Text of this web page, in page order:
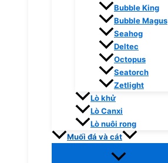
Bubble King
Bubble Magus
Seahog
Deltec
Octopus
Seatorch
Zetlight
Lò khử
Lò Canxi
Lò nuôi rong
Muối đá và cát